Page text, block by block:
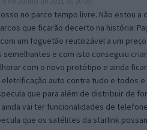
no parco tempo livre. Não estou a
que ficarão decerto na história:
um foguetão reutilizável a um
semelhantes e com isto conseguiu
com o novo protótipo e ainda
eletrificação auto contra tudo e todos
que para além de distribuir de
vai ter funcionalidades de
que os satélites da starlink